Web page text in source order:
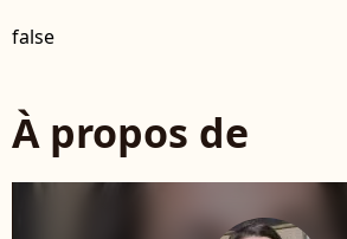
false
À propos de